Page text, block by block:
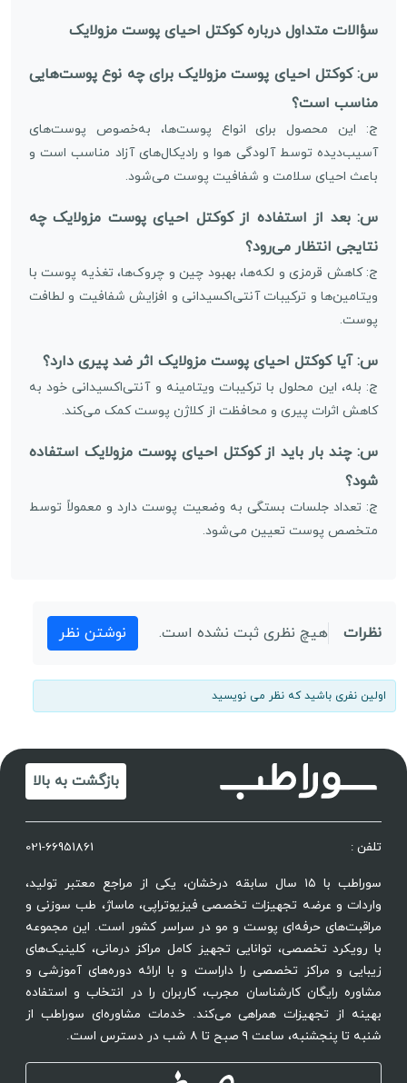
سؤالات متداول درباره کوکتل احیای پوست مزولایک
س: کوکتل احیای پوست مزولایک برای چه نوع پوست‌هایی
مناسب است؟
ج: این محصول برای انواع پوست‌ها، به‌خصوص پوست‌های
آسیب‌دیده توسط آلودگی هوا و رادیکال‌های آزاد مناسب است و
باعث احیای سلامت و شفافیت پوست می‌شود.
س: بعد از استفاده از کوکتل احیای پوست مزولایک چه
نتایجی انتظار می‌رود؟
ج: کاهش قرمزی و لکه‌ها، بهبود چین و چروک‌ها، تغذیه پوست با
ویتامین‌ها و ترکیبات آنتی‌اکسیدانی و افزایش شفافیت و لطافت
پوست.
س: آیا کوکتل احیای پوست مزولایک اثر ضد پیری دارد؟
ج: بله، این محلول با ترکیبات ویتامینه و آنتی‌اکسیدانی خود به
کاهش اثرات پیری و محافظت از کلاژن پوست کمک می‌کند.
س: چند بار باید از کوکتل احیای پوست مزولایک استفاده
شود؟
ج: تعداد جلسات بستگی به وضعیت پوست دارد و معمولاً توسط
متخصص پوست تعیین می‌شود.
نظرات هیچ نظری ثبت نشده است. نوشتن نظر
اولین نفری باشید که نظر می نویسید
بازگشت به بالا
تلفن : 021-66951861
سوراطب با ۱۵ سال سابقه درخشان، یکی از مراجع معتبر تولید،
واردات و عرضه تجهیزات تخصصی فیزیوتراپی، ماساژ، طب سوزنی و
مراقبت‌های حرفه‌ای پوست و مو در سراسر کشور است. این مجموعه
با رویکرد تخصصی، توانایی تجهیز کامل مراکز درمانی، کلینیک‌های
زیبایی و مراکز تخصصی را داراست و با ارائه دوره‌های آموزشی و
مشاوره رایگان کارشناسان مجرب، کاربران را در انتخاب و استفاده
بهینه از تجهیزات همراهی می‌کند. خدمات مشاوره‌ای سوراطب از
شنبه تا پنجشنبه، ساعت ۹ صبح تا ۸ شب در دسترس است.